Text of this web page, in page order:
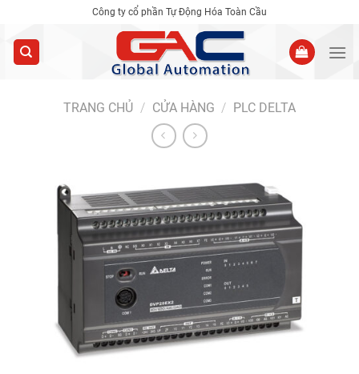
content
Công ty cổ phần Tự Động Hóa Toàn Cầu
TRANG CHỦ / CỬA HÀNG / PLC DELTA